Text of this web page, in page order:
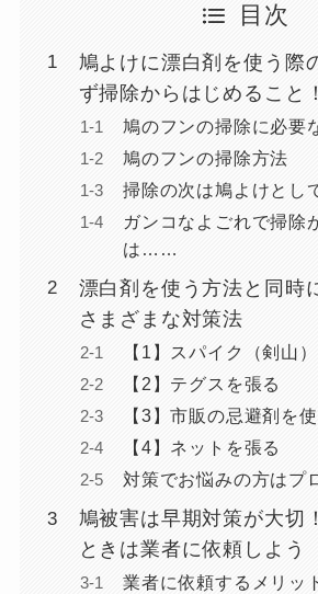
目次
鳩よけに漂白剤を使う際
ず掃除からはじめること！
鳩のフンの掃除に必要
鳩のフンの掃除方法
掃除の次は鳩よけとし
ガンコなよごれで掃除
は……
漂白剤を使う方法と同時
さまざまな対策法
【1】スパイク（剣山
【2】テグスを張る
【3】市販の忌避剤を使
【4】ネットを張る
対策でお悩みの方はプ
鳩被害は早期対策が大切
ときは業者に依頼しよう
業者に依頼するメリッ